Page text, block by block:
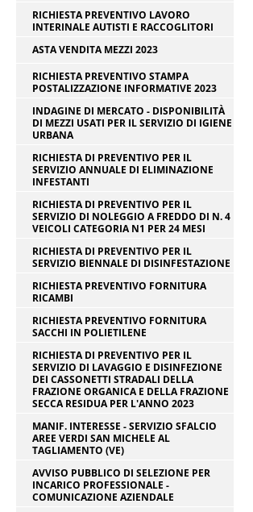
RICHIESTA PREVENTIVO LAVORO
INTERINALE AUTISTI E RACCOGLITORI
ASTA VENDITA MEZZI 2023
RICHIESTA PREVENTIVO STAMPA
POSTALIZZAZIONE INFORMATIVE 2023
INDAGINE DI MERCATO - DISPONIBILITÀ
DI MEZZI USATI PER IL SERVIZIO DI IGIENE
URBANA
RICHIESTA DI PREVENTIVO PER IL
SERVIZIO ANNUALE DI ELIMINAZIONE
INFESTANTI
RICHIESTA DI PREVENTIVO PER IL
SERVIZIO DI NOLEGGIO A FREDDO DI N. 4
VEICOLI CATEGORIA N1 PER 24 MESI
RICHIESTA DI PREVENTIVO PER IL
SERVIZIO BIENNALE DI DISINFESTAZIONE
RICHIESTA PREVENTIVO FORNITURA
RICAMBI
RICHIESTA PREVENTIVO FORNITURA
SACCHI IN POLIETILENE
RICHIESTA DI PREVENTIVO PER IL
SERVIZIO DI LAVAGGIO E DISINFEZIONE
DEI CASSONETTI STRADALI DELLA
FRAZIONE ORGANICA E DELLA FRAZIONE
SECCA RESIDUA PER L'ANNO 2023
MANIF. INTERESSE - SERVIZIO SFALCIO
AREE VERDI SAN MICHELE AL
TAGLIAMENTO (VE)
AVVISO PUBBLICO DI SELEZIONE PER
INCARICO PROFESSIONALE -
COMUNICAZIONE AZIENDALE